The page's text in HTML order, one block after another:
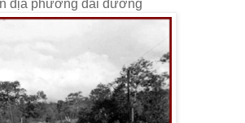
địa phương đái đường